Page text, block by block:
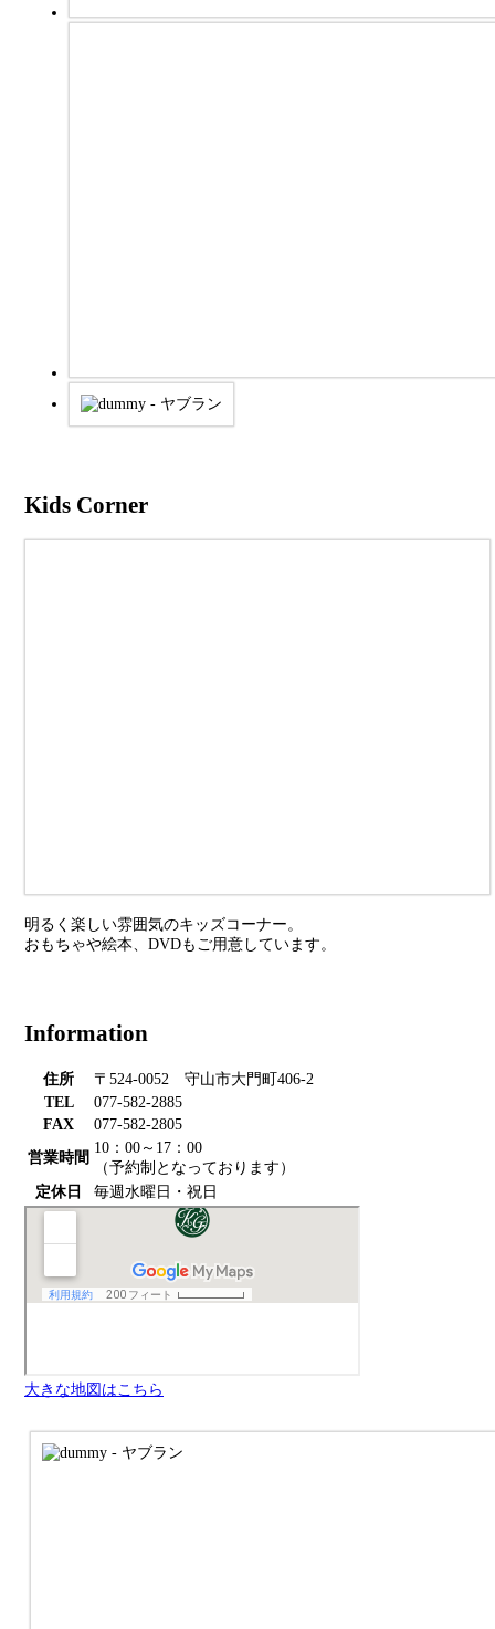
Kids Corner
明るく楽しい雰囲気のキッズコーナー。
おもちゃや絵本、DVDもご用意しています。
Information
住所
〒524-0052 守山市大門町406-2
TEL
077-582-2885
FAX
077-582-2805
営業時間
10：00～17：00
（予約制となっております）
定休日
毎週水曜日・祝日
大きな地図はこちら